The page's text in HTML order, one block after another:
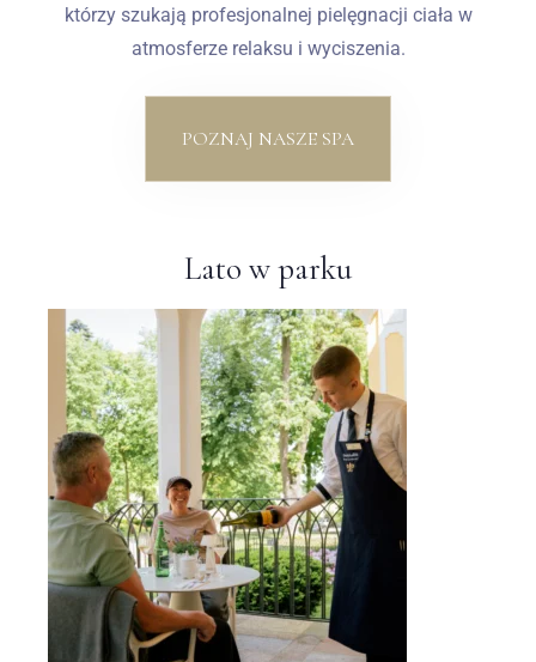
którzy szukają profesjonalnej pielęgnacji ciała w
atmosferze relaksu i wyciszenia.
POZNAJ NASZE SPA
Lato w parku